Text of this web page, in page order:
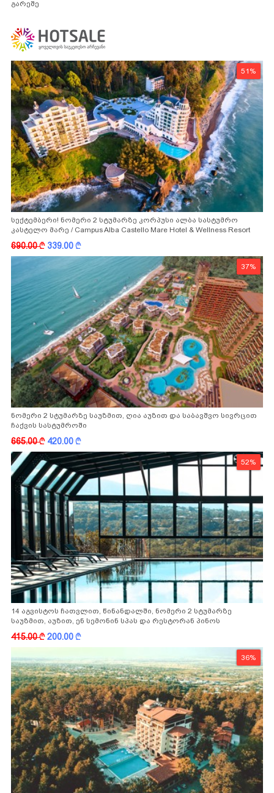
გარეშე
51%
სექტემბერი! ნომერი 2 სტუმარზე კორპუსი ალბა სასტუმრო
კასტელო მარე / Campus Alba Castello Mare Hotel & Wellness Resort
690.00k 339.00k
37%
ნომერი 2 სტუმარზე საუზმით, ღია აუზით და საბავშვო სივრცით
ჩაქვის სასტუმროში
665.00k 420.00k
52%
14 აგვისტოს ჩათვლით, წინანდალში, ნომერი 2 სტუმარზე
საუზმით, აუზით, ენ სემონინ სპას და რესტორან პინოს
ფასდაკლებით
415.00k200.00k
36%